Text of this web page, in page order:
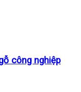
công nghiệp